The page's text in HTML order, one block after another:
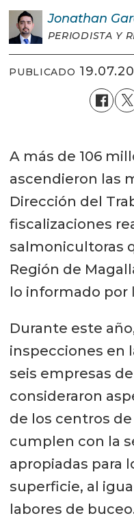
Jonathan
PERIODISTA Y
PUBLICADO
A más de 106
ascendieron las
Dirección del
fiscalizaciones
salmonicultoras
Región de
lo informado por
Durante este
inspecciones en
seis empresas
consideraron
de los centros
cumplen con la
apropiadas para
superficie, al
labores de